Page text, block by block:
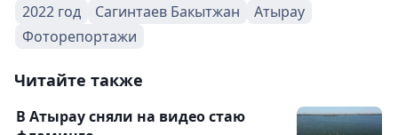
2022 год Сагинтаев Бакытжан
Атырау
Фоторепортажи
Читайте также
В Атырау сняли на видео стаю